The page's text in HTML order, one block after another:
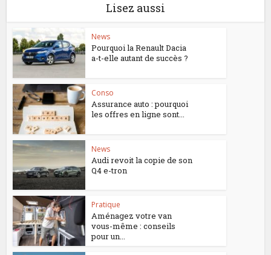
Lisez aussi
News
Pourquoi la Renault Dacia
a-t-elle autant de succès ?
Conso
Assurance auto : pourquoi
les offres en ligne sont...
News
Audi revoit la copie de son
Q4 e-tron
Pratique
Aménagez votre van
vous-même : conseils
pour un...